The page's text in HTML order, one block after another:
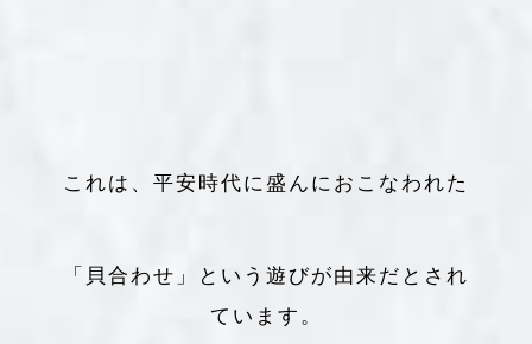
これは、平安時代に盛んにおこなわれた
「貝合わせ」という遊びが由来だとされ
ています。